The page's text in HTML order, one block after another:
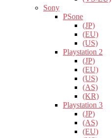
Sony
PSone
(JP)
(EU)
(US)
Playstation 2
(JP)
(EU)
(US)
(AS)
(KR)
Playstation 3
(JP)
(AS)
(EU)